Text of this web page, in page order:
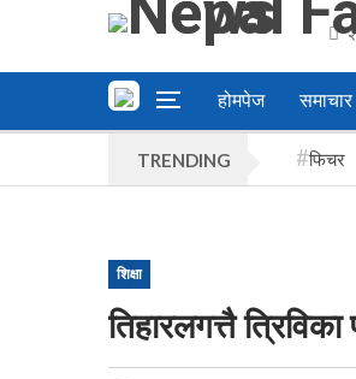
होमपेज समाचार
TRENDING फिचर
शिक्षा
तिहारलगत्तै त्रिविका